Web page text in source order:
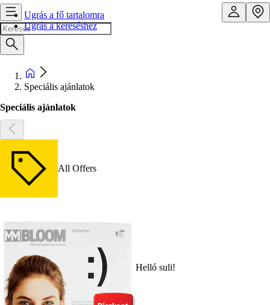
Ugrás a fő tartalomra
Ugrás a kereséshez
Speciális ajánlatok
Speciális ajánlatok
All Offers
Helló suli!